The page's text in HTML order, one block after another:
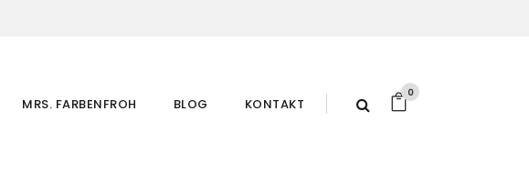
MRS. FARBENFROH BLOG KONTAKT
0